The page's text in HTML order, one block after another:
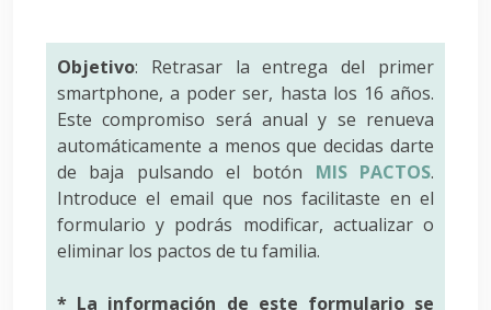
Objetivo: Retrasar la entrega del primer
smartphone, a poder ser, hasta los 16 años.
Este compromiso será anual y se renueva
automáticamente a menos que decidas darte
de baja pulsando el botón MIS PACTOS.
Introduce el email que nos facilitaste en el
formulario y podrás modificar, actualizar o
eliminar los pactos de tu familia.
* La información de este formulario se